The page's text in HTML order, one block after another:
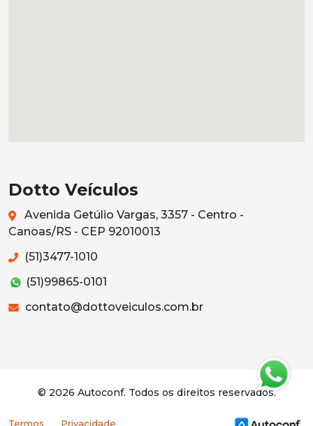
Dotto Veículos
Avenida Getúlio Vargas, 3357 - Centro -
Canoas/RS - CEP 92010013
(51)3477-1010
(51)99865-0101
contato@dottoveiculos.com.br
© 2026 Autoconf. Todos os direitos reservados.
Termos Privacidade